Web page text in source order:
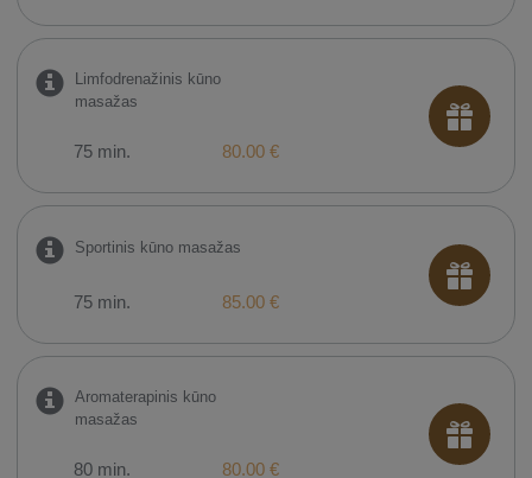
Limfodrenažinis kūno
masažas
75 min. 80.00 €
Sportinis kūno masažas
75 min. 85.00 €
Aromaterapinis kūno
masažas
80 min. 80.00 €